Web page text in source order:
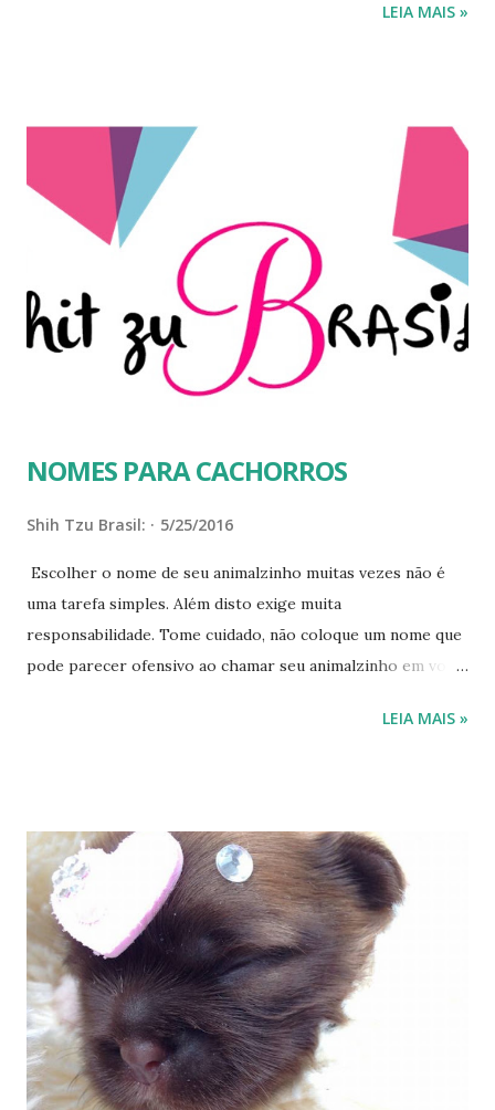
nomes de cachorro foi tranquila. A primeira fez foi de uma
próximo cachorro que até hoje não veio, mais está por
chegar, pois temos 1 cachorro da raça Shih Tzu e outro é
um vira lata. O segundo foi de um cachorro macho, a
escolha foi difícil. Inicialmente eu queria Boby e meu marido
gostava muito de Kiko, em homenagem ao chaves. Até que
um dia surgiu a ideia de colocar um nome composto , mais
não iria ficar legal como nome de cachorro, ficaria
estranho. Para a escolha de nomes para cachorros alguns
LEIA MAIS »
NOMES PARA CACHORROS
Shih Tzu Brasil: 5/25/2016
Escolher o nome de seu animalzinho muitas vezes não é
uma tarefa simples. Além disto exige muita
responsabilidade. Tome cuidado, não coloque um nome que
pode parecer ofensivo ao chamar seu animalzinho em voz
Alguns especialistas dizem cães e gatos respondem melhor
atualizada com vários nomes de cachorros . Lista: A
MACHOS – Aquiles, Alex, Apolo, Astor, Alf, Argus, Atus,
Abdul, Ariel, Aladim, Al-Capone, Aslan, Alfa, Algodão, Astro,
Agnaldo FÊMEAS – Alana, Aika, Aisha, Aretha, Amy, Aretha,
Anita, Amis, Afrodite, Astrid, Aghata, Astra, Alfa, Ava, Angel,
Alice, Amelie, Anubis B MACHOS – Buba, Benny, Bilu, Bisteka,
Barão, Billy, Brian, Bibo, Bamby, Benji, Baruk, Bob, Branco,
Bambam, Bingo, Brad, Bruck, Bandith, Bruce, Boris, Barney,
Ba...
LEIA MAIS »